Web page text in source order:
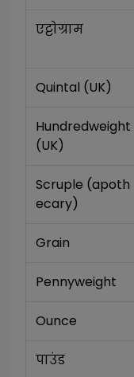
एट्टोग्राम
Quintal (UK)
Hundredweight
(UK)
Scruple (apoth
ecary)
Grain
Pennyweight
Ounce
पाउंड